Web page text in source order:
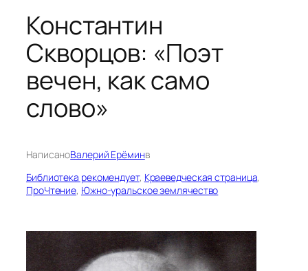
Константин
Скворцов: «Поэт
вечен, как само
слово»
НаписаноВалерий Ерёминв
Библиотека рекомендует, Краеведческая страница
ПроЧтение, Южно-уральское землячество